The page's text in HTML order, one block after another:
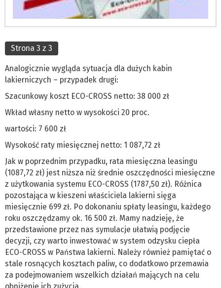
Strona 3 z 3
Analogicznie wygląda sytuacja dla dużych kabin
lakierniczych – przypadek drugi:
Szacunkowy koszt ECO-CROSS netto: 38 000 zł
Wkład własny netto w wysokości 20 proc.
wartości: 7 600 zł
Wysokość raty miesięcznej netto: 1 087,72 zł
Jak w poprzednim przypadku, rata miesięczna leasingu
(1087,72 zł) jest niższa niż średnie oszczędności miesięczne
z użytkowania systemu ECO-CROSS (1787,50 zł). Różnica
pozostająca w kieszeni właściciela lakierni sięga
miesięcznie 699 zł. Po dokonaniu spłaty leasingu, każdego
roku oszczędzamy ok. 16 500 zł. Mamy nadzieję, że
przedstawione przez nas symulacje ułatwią podjęcie
decyzji, czy warto inwestować w system odzysku ciepła
ECO-CROSS w Państwa lakierni. Należy również pamiętać o
stale rosnących kosztach paliw, co dodatkowo przemawia
za podejmowaniem wszelkich działań mających na celu
obniżenie ich zużycia.